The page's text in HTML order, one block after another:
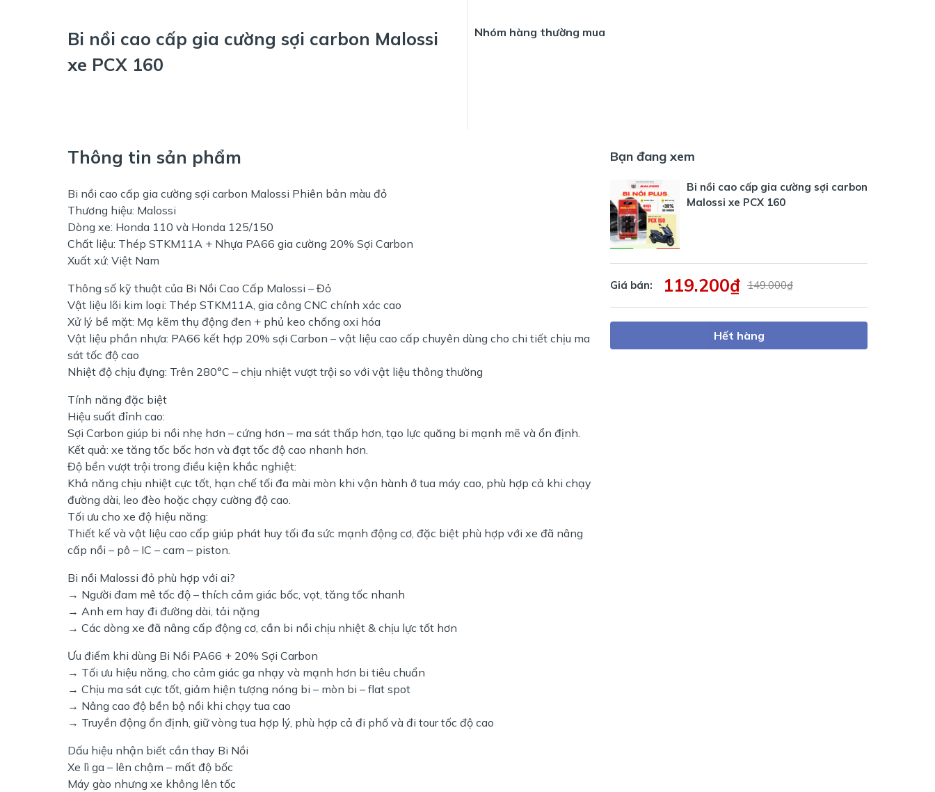
Bi nồi cao cấp gia cường sợi carbon Malossi
xe PCX 160
Nhóm hàng thường mua
Thông tin sản phẩm
Bi nồi cao cấp gia cường sợi carbon Malossi Phiên bản màu đỏ
Thương hiệu: Malossi
Dòng xe: Honda 110 và Honda 125/150
Chất liệu: Thép STKM11A + Nhựa PA66 gia cường 20% Sợi Carbon
Xuất xứ: Việt Nam
Thông số kỹ thuật của Bi Nồi Cao Cấp Malossi – Đỏ
Vật liệu lõi kim loại: Thép STKM11A, gia công CNC chính xác cao
Xử lý bề mặt: Mạ kẽm thụ động đen + phủ keo chống oxi hóa
Vật liệu phần nhựa: PA66 kết hợp 20% sợi Carbon – vật liệu cao cấp chuyên dùng cho chi tiết chịu ma
sát tốc độ cao
Nhiệt độ chịu đựng: Trên 280°C – chịu nhiệt vượt trội so với vật liệu thông thường
Tính năng đặc biệt
Hiệu suất đỉnh cao:
Sợi Carbon giúp bi nồi nhẹ hơn – cứng hơn – ma sát thấp hơn, tạo lực quăng bi mạnh mẽ và ổn định.
Kết quả: xe tăng tốc bốc hơn và đạt tốc độ cao nhanh hơn.
Độ bền vượt trội trong điều kiện khắc nghiệt:
Khả năng chịu nhiệt cực tốt, hạn chế tối đa mài mòn khi vận hành ở tua máy cao, phù hợp cả khi chạy
đường dài, leo đèo hoặc chạy cường độ cao.
Tối ưu cho xe độ hiệu năng:
Thiết kế và vật liệu cao cấp giúp phát huy tối đa sức mạnh động cơ, đặc biệt phù hợp với xe đã nâng
cấp nồi – pô – IC – cam – piston.
Bi nồi Malossi đỏ phù hợp với ai?
→ Người đam mê tốc độ – thích cảm giác bốc, vọt, tăng tốc nhanh
→ Anh em hay đi đường dài, tải nặng
→ Các dòng xe đã nâng cấp động cơ, cần bi nồi chịu nhiệt & chịu lực tốt hơn
Ưu điểm khi dùng Bi Nồi PA66 + 20% Sợi Carbon
→ Tối ưu hiệu năng, cho cảm giác ga nhạy và mạnh hơn bi tiêu chuẩn
→ Chịu ma sát cực tốt, giảm hiện tượng nóng bi – mòn bi – flat spot
→ Nâng cao độ bền bộ nồi khi chạy tua cao
→ Truyền động ổn định, giữ vòng tua hợp lý, phù hợp cả đi phố và đi tour tốc độ cao
Dấu hiệu nhận biết cần thay Bi Nồi
Xe lì ga – lên chậm – mất độ bốc
Máy gào nhưng xe không lên tốc
Bạn đang xem
Bi nồi cao cấp gia cường sợi carbon
Malossi xe PCX 160
Giá bán: 119.200₫ 149.000₫
Hết hàng